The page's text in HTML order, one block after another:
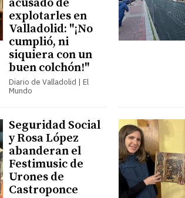
acusado de
explotarles en
Valladolid: "¡No
cumplió, ni
siquiera con un
buen colchón!"
Diario de Valladolid | El
Mundo
Seguridad Social
y Rosa López
abanderan el
Festimusic de
Urones de
Castroponce